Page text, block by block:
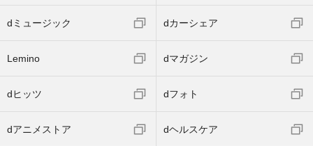
dミュージック dカーシェア
Lemino dマガジン
dヒッツ dフォト
dアニメストア dヘルスケア